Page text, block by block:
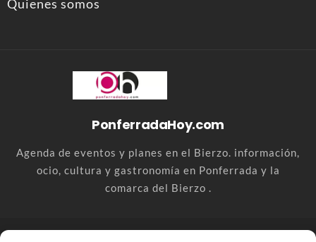
Quienes somos
PonferradaHoy.com
Agenda de eventos y planes en el Bierzo. información,
ocio, cultura y gastronomía en Ponferrada y la
comarca del Bierzo .